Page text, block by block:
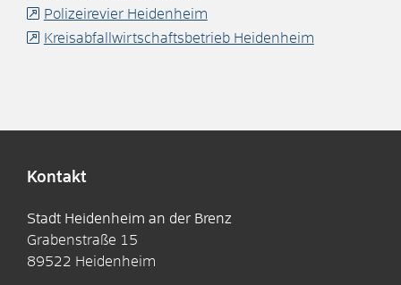
Polizeirevier Heidenheim
Kreisabfallwirtschaftsbetrieb Heidenheim
Kontakt
Stadt Heidenheim an der Brenz
Grabenstraße 15
89522 Heidenheim